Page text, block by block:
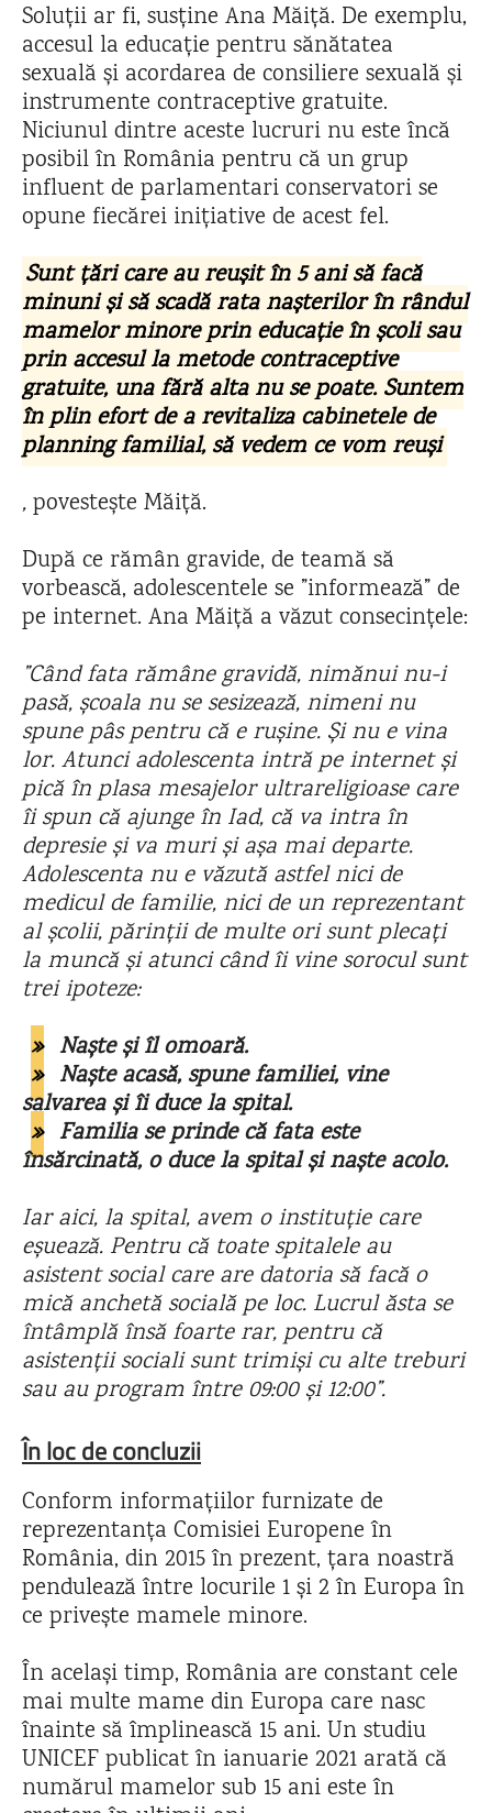
Soluții ar fi, susține Ana Măiță. De exemplu,
accesul la educație pentru sănătatea
sexuală și acordarea de consiliere sexuală și
instrumente contraceptive gratuite.
Niciunul dintre aceste lucruri nu este încă
posibil în România pentru că un grup
influent de parlamentari conservatori se
opune fiecărei inițiative de acest fel.
Sunt țări care au reușit în 5 ani să facă
minuni și să scadă rata nașterilor în rândul
mamelor minore prin educație în școli sau
prin accesul la metode contraceptive
gratuite, una fără alta nu se poate. Suntem
în plin efort de a revitaliza cabinetele de
planning familial, să vedem ce vom reuși
,povestește Măiță.
După ce rămân gravide, de teamă să
vorbească, adolescentele se ”informează” de
pe internet. Ana Măiță a văzut consecințele:
”Când fata rămâne gravidă, nimănui nu-i
pasă, școala nu se sesizează, nimeni nu
spune pâs pentru că e rușine. Și nu e vina
lor. Atunci adolescenta intră pe internet și
pică în plasa mesajelor ultrareligioase care
îi spun că ajunge în Iad, că va intra în
depresie și va muri și așa mai departe.
Adolescenta nu e văzută astfel nici de
medicul de familie, nici de un reprezentant
al școlii, părinții de multe ori sunt plecați
la muncă și atunci când îi vine sorocul sunt
trei ipoteze:
» Naște și îl omoară.
» Naște acasă, spune familiei, vine
salvarea și îi duce la spital.
» Familia se prinde că fata este
însărcinată, o duce la spital și naște acolo.
Iar aici, la spital, avem o instituție care
eșuează. Pentru că toate spitalele au
asistent social care are datoria să facă o
mică anchetă socială pe loc. Lucrul ăsta se
întâmplă însă foarte rar, pentru că
asistenții sociali sunt trimiși cu alte treburi
sau au program între 09:00 și 12:00”.
În loc de concluzii
Conform informațiilor furnizate de
reprezentanța Comisiei Europene în
România, din 2015 în prezent, țara noastră
pendulează între locurile 1 și 2 în Europa în
ce privește mamele minore.
În același timp, România are constant cele
mai multe mame din Europa care nasc
înainte să împlinească 15 ani. Un studiu
UNICEF publicat în ianuarie 2021 arată că
numărul mamelor sub 15 ani este în